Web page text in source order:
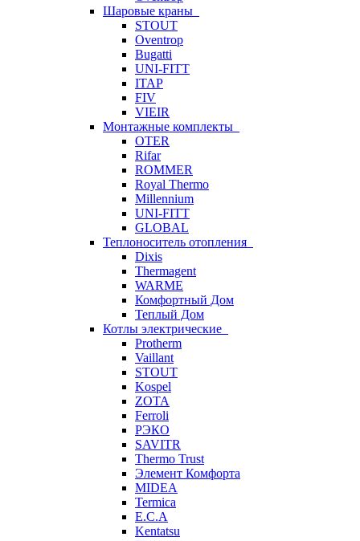
Шаровые краны
STOUT
Oventrop
Bugatti
UNI-FITT
ITAP
FIV
VIEIR
Монтажные комплекты
OTER
Rifar
ROMMER
Royal Thermo
Millennium
UNI-FITT
GLOBAL
Теплоноситель отопления
Dixis
Thermagent
WARME
Комфортный Дом
Теплый Дом
Котлы электрические
Protherm
Vaillant
STOUT
Kospel
ZOTA
Ferroli
РЭКО
SAVITR
Thermo Trust
Элемент Комфорта
MIDEA
Termica
E.C.A
Kentatsu